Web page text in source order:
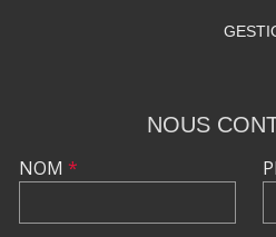
NOUS
NOM *